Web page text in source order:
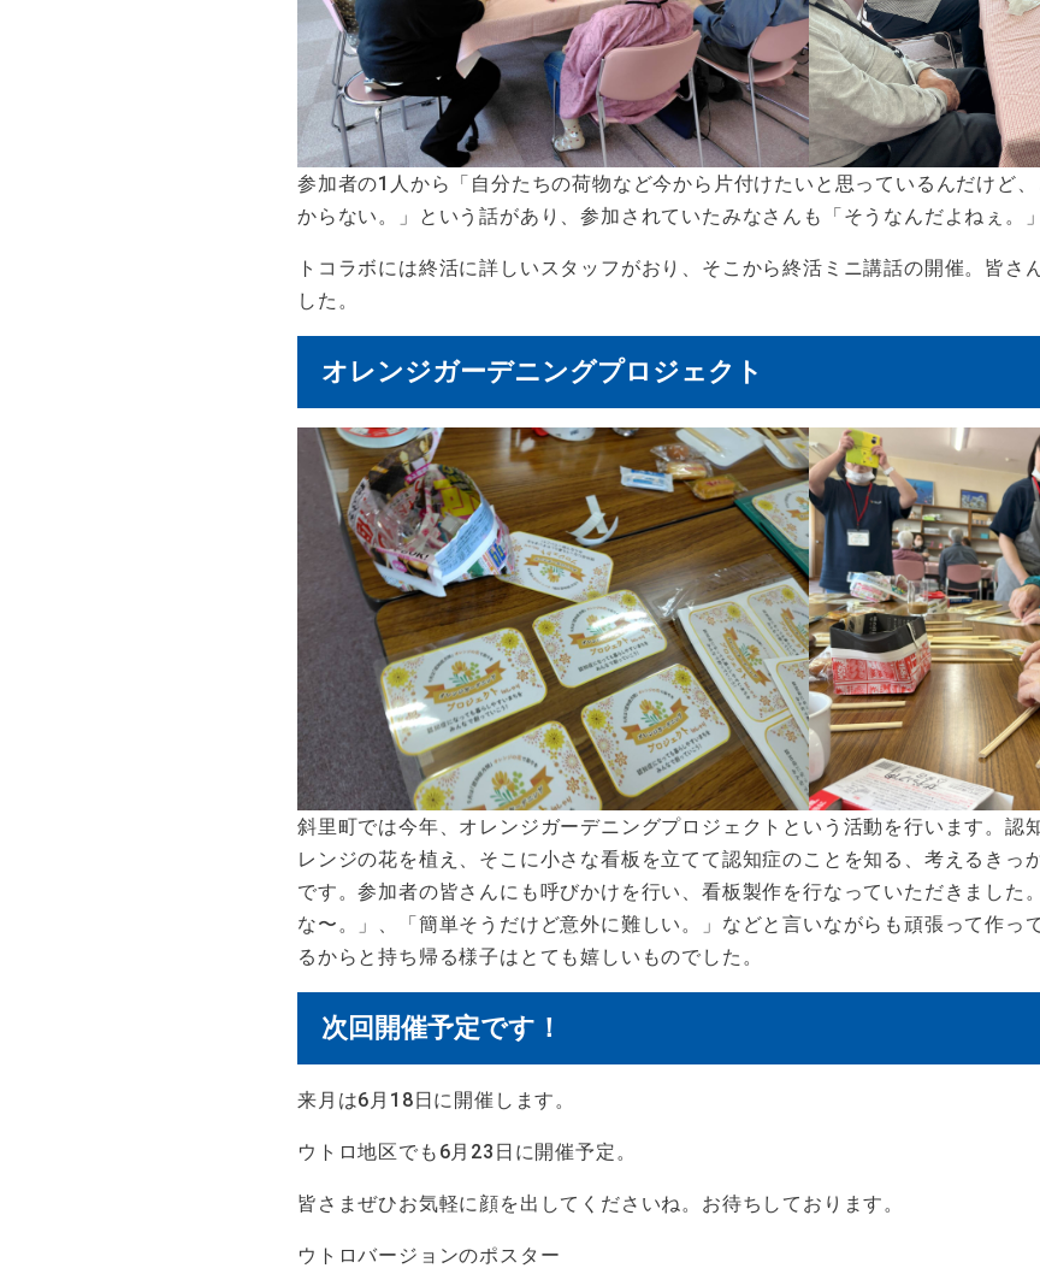
参加者の1人から「自分たちの荷物など今から片付けたいと思っているんだけど
からない。」という話があり、参加されていたみなさんも「そうなんだよねぇ。」
トコラボには終活に詳しいスタッフがおり、そこから終活ミニ講話の開催。皆さ
した。
オレンジガーデニングプロジェクト
斜里町では今年、オレンジガーデニングプロジェクトという活動を行います。認
レンジの花を植え、そこに小さな看板を立てて認知症のことを知る、考えるきっ
です。参加者の皆さんにも呼びかけを行い、看板製作を行なっていただきました
な〜。」、「簡単そうだけど意外に難しい。」などと言いながらも頑張って作っ
るからと持ち帰る様子はとても嬉しいものでした。
次回開催予定です！
来月は6月18日に開催します。
ウトロ地区でも6月23日に開催予定。
皆さまぜひお気軽に顔を出してくださいね。お待ちしております。
ウトロバージョンのポスター